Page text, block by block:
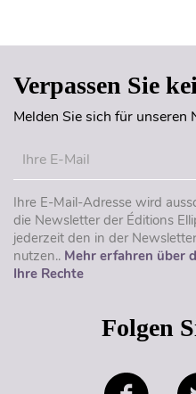
Verpassen Sie
Melden Sie sich für unseren
Ihre E-Mail-Adresse wird
die Newsletter der Éditions
jederzeit den in der
nutzen.. Mehr erfahren über
Ihre Rechte
Folgen